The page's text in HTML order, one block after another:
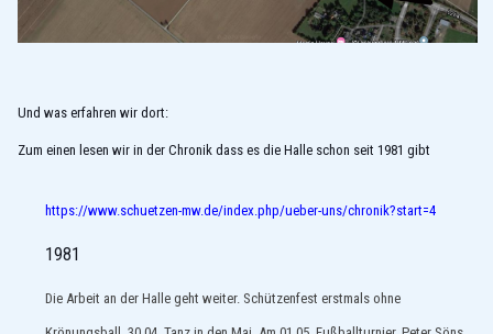
Und was erfahren wir dort:
Zum einen lesen wir in der Chronik dass es die Halle schon seit 1981 gibt
https://www.schuetzen-mw.de/index.php/ueber-uns/chronik?start=4
1981
Die Arbeit an der Halle geht weiter. Schützenfest erstmals ohne